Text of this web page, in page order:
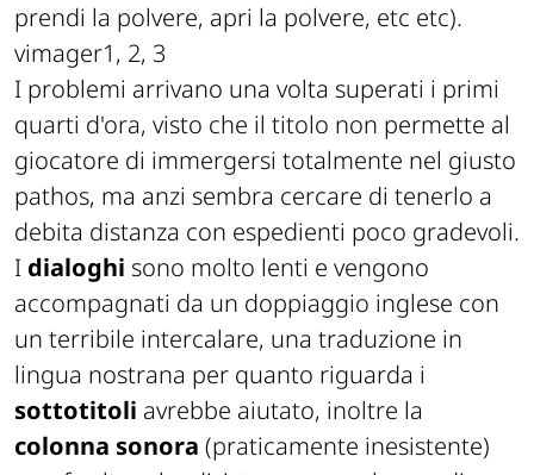
prendi la polvere, apri la polvere, etc etc).
vimager1, 2, 3
I problemi arrivano una volta superati i primi
quarti d'ora, visto che il titolo non permette al
giocatore di immergersi totalmente nel giusto
pathos, ma anzi sembra cercare di tenerlo a
debita distanza con espedienti poco gradevoli.
I dialoghi sono molto lenti e vengono
accompagnati da un doppiaggio inglese con
un terribile intercalare, una traduzione in
lingua nostrana per quanto riguarda i
sottotitoli avrebbe aiutato, inoltre la
colonna sonora (praticamente inesistente)